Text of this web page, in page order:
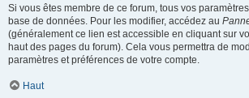
Si vous êtes membre de ce forum, tous vos
base de données. Pour les modifier, accédez au
(généralement ce lien est accessible en cliquant sur
haut des pages du forum). Cela vous permettra de
paramètres et préférences de votre compte.
Haut